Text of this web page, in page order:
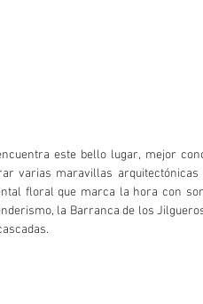
este bello lugar, mejor
varias maravillas
floral que marca la hora con
la Barranca de los